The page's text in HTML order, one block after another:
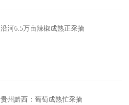
沿河6.5万亩辣椒成熟正采摘
贵州黔西：葡萄成熟忙采摘